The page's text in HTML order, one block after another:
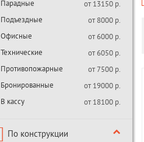
Парадные
от 13150 р.
Подъездные
от 8000 р.
Офисные
от 6000 р.
Технические
от 6050 р.
Противопожарные
от 7500 р.
Бронированные
от 19000 р.
В кассу
от 18100 р.
По конструкции